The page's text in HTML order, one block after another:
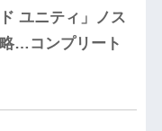
ユニティ」ノス
…コンプリート